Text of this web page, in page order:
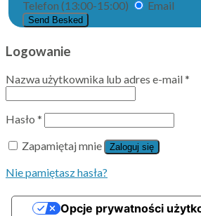
Telefon (13:00-15:00)
Email
Logowanie
Nazwa użytkownika lub adres e-mail*
Hasło *
Zapamiętaj mnie
Zaloguj się
Nie pamiętasz hasła?
Opcje prywatności